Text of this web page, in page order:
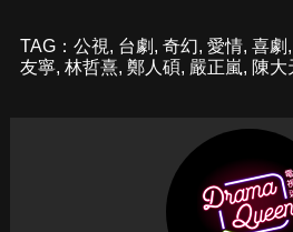
TAG： 公視, 台劇 , 奇幻, 愛情, 喜劇 ,
友寧, 林哲熹, 鄭人碩, 嚴正嵐, 陳大